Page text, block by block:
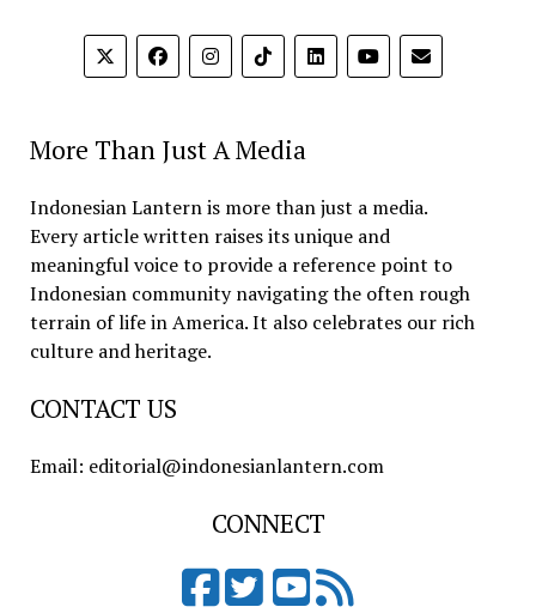
More Than Just A Media
Indonesian Lantern is more than just a media.
Every article written raises its unique and
meaningful voice to provide a reference point to
Indonesian community navigating the often rough
terrain of life in America. It also celebrates our rich
culture and heritage.
CONTACT US
Email: editorial@indonesianlantern.com
CONNECT